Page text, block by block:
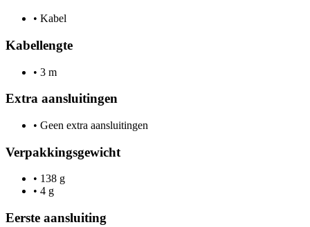
• Kabel
Kabellengte
• 3 m
Extra aansluitingen
• Geen extra aansluitingen
Verpakkingsgewicht
• 138 g
• 4 g
Eerste aansluiting